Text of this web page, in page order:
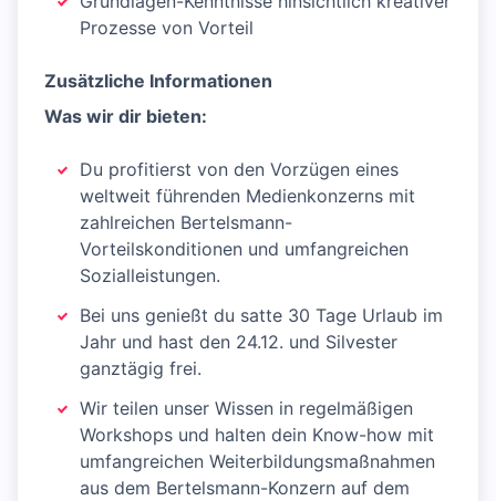
Prozesse von Vorteil
Zusätzliche Informationen
Was wir dir bieten:
Du profitierst von den Vorzügen eines
weltweit führenden Medienkonzerns mit
zahlreichen Bertelsmann-
Vorteilskonditionen und umfangreichen
Sozialleistungen.
Bei uns genießt du satte 30 Tage Urlaub im
Jahr und hast den 24.12. und Silvester
ganztägig frei.
Wir teilen unser Wissen in regelmäßigen
Workshops und halten dein Know-how mit
umfangreichen Weiterbildungsmaßnahmen
aus dem Bertelsmann-Konzern auf dem